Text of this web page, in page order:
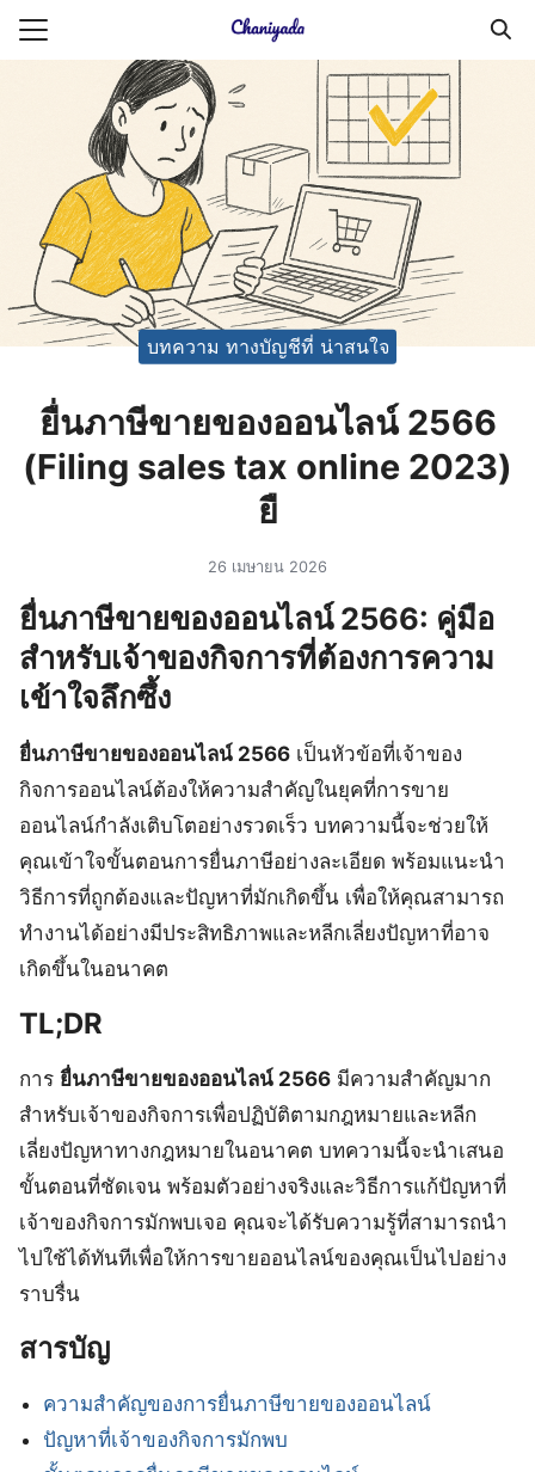
Skip
ยความเป็นส่วนตัว
ญชี (Accounting service)
ญชี (Accounting
บทความ ทางบัญชีที่ น่าสนใจ
ยื่นภาษีขายของออนไลน์ 2566
(Filing sales tax online 2023)
ยื
26 เมษายน 2026
ยื่นภาษีขายของออนไลน์ 2566: คู่มือ
สำหรับเจ้าของกิจการที่ต้องการความ
เข้าใจลึกซึ้ง
ยื่นภาษีขายของออนไลน์ 2566 เป็นหัวข้อที่เจ้าของ
กิจการออนไลน์ต้องให้ความสำคัญในยุคที่การขาย
ออนไลน์กำลังเติบโตอย่างรวดเร็ว บทความนี้จะช่วยให้
คุณเข้าใจขั้นตอนการยื่นภาษีอย่างละเอียด พร้อมแนะนำ
วิธีการที่ถูกต้องและปัญหาที่มักเกิดขึ้น เพื่อให้คุณสามารถ
ทำงานได้อย่างมีประสิทธิภาพและหลีกเลี่ยงปัญหาที่อาจ
เกิดขึ้นในอนาคต
TL;DR
การ ยื่นภาษีขายของออนไลน์ 2566 มีความสำคัญมาก
สำหรับเจ้าของกิจการเพื่อปฏิบัติตามกฎหมายและหลีก
เลี่ยงปัญหาทางกฎหมายในอนาคต บทความนี้จะนำเสนอ
ขั้นตอนที่ชัดเจน พร้อมตัวอย่างจริงและวิธีการแก้ปัญหาที่
เจ้าของกิจการมักพบเจอ คุณจะได้รับความรู้ที่สามารถนำ
ไปใช้ได้ทันทีเพื่อให้การขายออนไลน์ของคุณเป็นไปอย่าง
ราบรื่น
สารบัญ
ความสำคัญของการยื่นภาษีขายของออนไลน์
ปัญหาที่เจ้าของกิจการมักพบ